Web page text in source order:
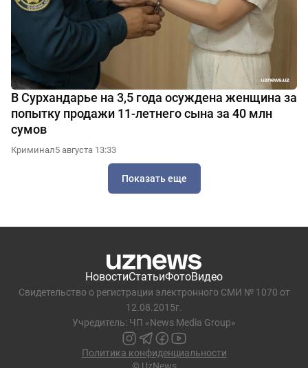
В Сурхандарье на 3,5 года осуждена женщина за
попытку продажи 11-летнего сына за 40 млн
сумов
Криминал5 августа 13:33
Показать еще
НовостиСтатьиФотоВидео
Свидетельство о регистрации электронного СМИ № 1070 от
12.08.2015г.
Учредитель: ЧП «News Media Group»
Политика конфиденциальности
© UzNews